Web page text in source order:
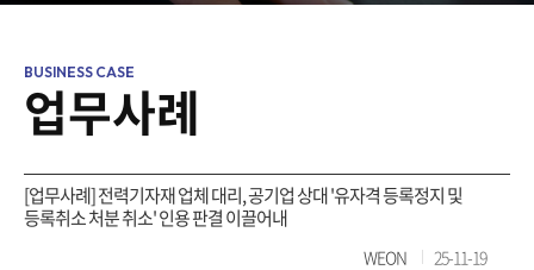
업무사례
[업무사례] 전력기자재 업체 대리, 공기업 상대 '유자격 등록정지 및
등록취소 처분 취소' 인용 판결 이끌어내
WEON 25-11-19